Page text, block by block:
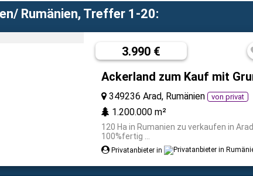
Rumänien, Treffer 1-20:
3.990 €
Ackerland zum Kauf mit
349236 Arad, Rumänien von privat
1.200.000 m²
120 Ha in Rumanien zu verkaufen in
100%fertig ...
Privatanbieter in